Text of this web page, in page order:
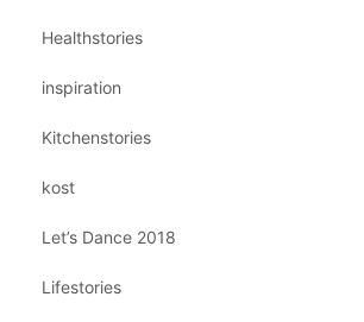
Healthstories
inspiration
Kitchenstories
kost
Let’s Dance 2018
Lifestories